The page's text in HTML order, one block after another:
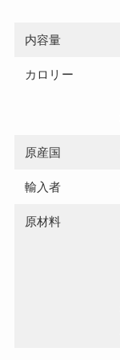
内容量
カロリー
原産国
輸入者
原材料